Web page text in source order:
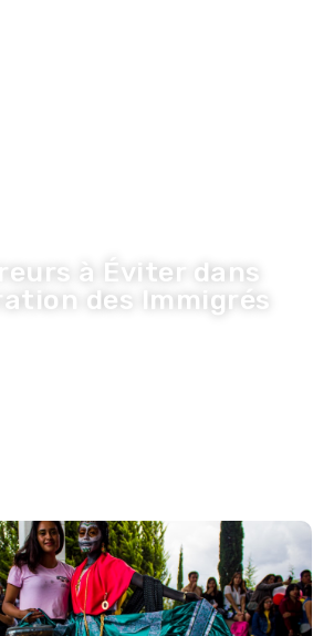
à Éviter dans
des Immigrés